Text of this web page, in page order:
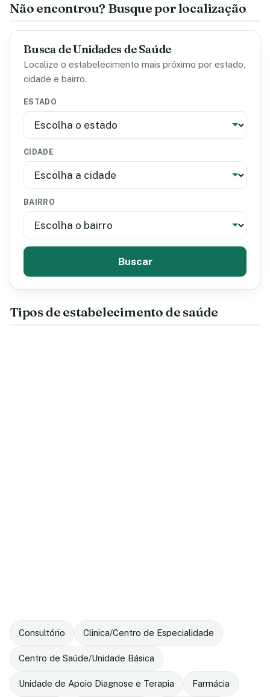
Não encontrou? Busque por localização
Busca de Unidades de Saúde
Localize o estabelecimento mais próximo por estado,
cidade e bairro.
ESTADO
CIDADE
BAIRRO
Buscar
Tipos de estabelecimento de saúde
Consultório Clinica/Centro de Especialidade
Centro de Saúde/Unidade Básica
Unidade de Apoio Diagnose e Terapia Farmácia